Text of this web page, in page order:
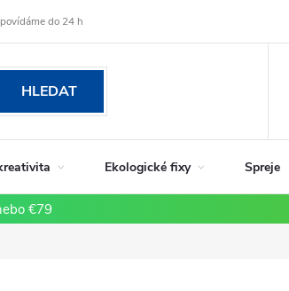
do 24 h
Obchodní podmínky
HLEDAT
Ekologické fixy Spreje
€79